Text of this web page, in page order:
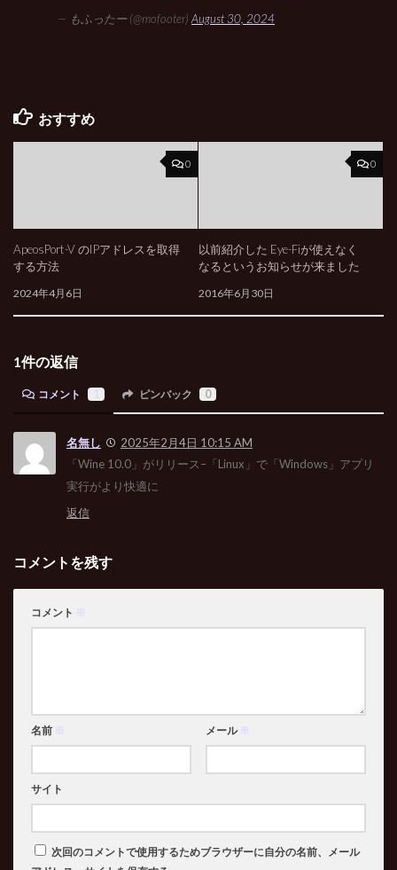
— もふったー (@mofooter) August 30, 2024
おすすめ
0
ApeosPort-V のIPアドレスを取得
する方法
2024年4月6日
0
以前紹介した Eye-Fiが使えなく
なるというお知らせが来ました
2016年6月30日
1件の返信
コメント ピンバック 0
名無し
2025年2月4日 10:15 AM
「Wine 10.0」がリリース–「Linux」で「Windows」アプリ
実行がより快適に
返信
コメントを残す
コメント ※
名前 ※ メール ※
サイト
次回のコメントで使用するためブラウザーに自分の名前、メール